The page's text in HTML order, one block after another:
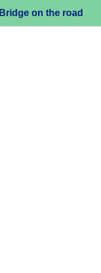
Bridge on the road